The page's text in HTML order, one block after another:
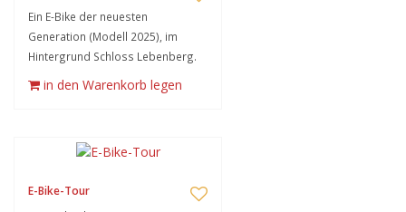
Ein E-Bike der neuesten
Generation (Modell 2025), im
Hintergrund Schloss Lebenberg.
in den Warenkorb legen
E-Bike-Tour